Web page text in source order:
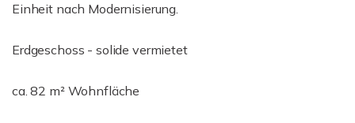
Einheit nach Modernisierung.
Erdgeschoss - solide vermietet
ca. 82 m² Wohnfläche